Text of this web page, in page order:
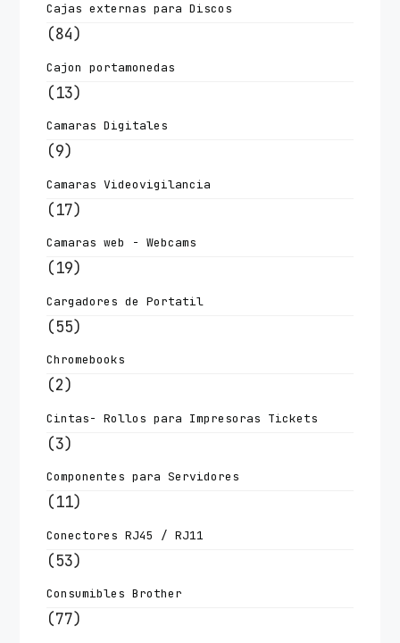
Cajas externas para Discos
(84)
Cajon portamonedas
(13)
Camaras Digitales
(9)
Camaras Videovigilancia
(17)
Camaras web - Webcams
(19)
Cargadores de Portatil
(55)
Chromebooks
(2)
Cintas- Rollos para Impresoras Tickets
(3)
Componentes para Servidores
(11)
Conectores RJ45 / RJ11
(53)
Consumibles Brother
(77)